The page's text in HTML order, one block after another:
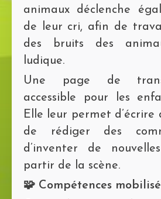
animaux déclenche
de leur cri, afin de
des bruits des
ludique.
Une page de
accessible pour les
Elle leur permet d’écrire
de rédiger des
d’inventer de
partir de la scène.
🧩 Compétences